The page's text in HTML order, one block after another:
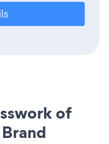
of